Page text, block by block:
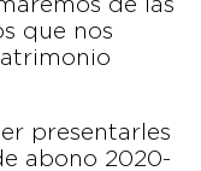
de las
que nos
presentarles
abono 2020-